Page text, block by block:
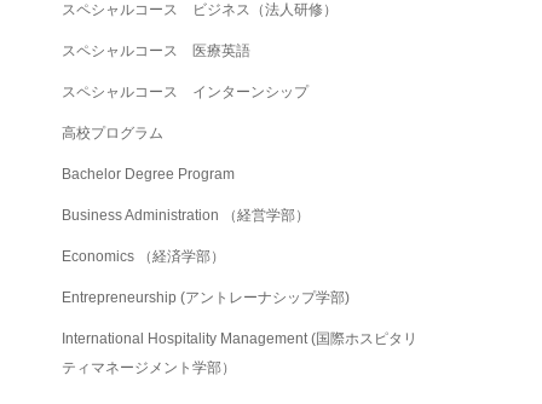
スペシャルコース ビジネス（法人研修）
スペシャルコース 医療英語
スペシャルコース インターンシップ
高校プログラム
Bachelor Degree Program
Business Administration （経営学部）
Economics （経済学部）
Entrepreneurship (アントレーナシップ学部)
International Hospitality Management (国際ホスピタリ
ティマネージメント学部）